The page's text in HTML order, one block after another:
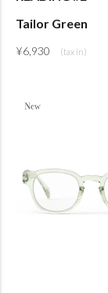
Tailor Green
¥6,930